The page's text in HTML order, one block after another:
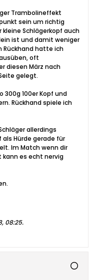
Trambolineffekt
sein um richtig
Schlägerkopf auch
ist und damit weniger
Rückhand hatte ich
oft
diesen März nach
gelegt.
300g 100er Kopf und
Rückhand spiele ich
allerdings
Hürde gerade für
Im Match wenn dir
kann es echt nervig
08:25.